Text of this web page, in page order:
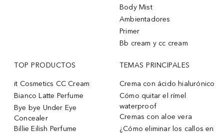
Body Mist
Ambientadores
Primer
Bb cream y cc cream
TOP PRODUCTOS
it Cosmetics CC Cream
Bianco Latte Perfume
Bye bye Under Eye
Concealer
Billie Eilish Perfume
TEMAS PRINCIPALES
Crema con ácido hialurónico
Cómo quitar el rímel
waterproof
Cremas con aloe vera
¿Cómo eliminar los callos en